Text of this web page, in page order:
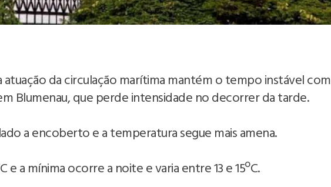
atuação da circulação marítima mantém o tempo instável com
Blumenau, que perde intensidade no decorrer da tarde.
a encoberto e a temperatura segue mais amena.
e a mínima ocorre a noite e varia entre 13 e 15ºC.